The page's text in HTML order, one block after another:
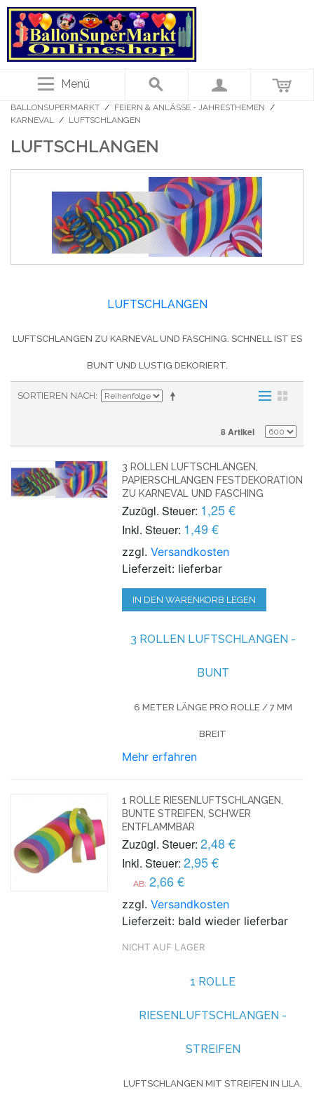
Menü
BALLONSUPERMARKT / FEIERN & ANLÄSSE - JAHRESTHEMEN /
KARNEVAL / LUFTSCHLANGEN
LUFTSCHLANGEN
LUFTSCHLANGEN
LUFTSCHLANGEN ZU KARNEVAL UND FASCHING. SCHNELL IST ES
BUNT UND LUSTIG DEKORIERT.
SORTIEREN NACH
8 Artikel
3 ROLLEN LUFTSCHLANGEN,
PAPIERSCHLANGEN FESTDEKORATION
ZU KARNEVAL UND FASCHING
Zuzügl. Steuer: 1,25 €
Inkl. Steuer: 1,49 €
zzgl.Versandkosten
Lieferzeit: lieferbar
IN DEN WARENKORB LEGEN
3 ROLLEN LUFTSCHLANGEN -
BUNT
6 METER LÄNGE PRO ROLLE / 7 MM
BREIT
Mehr erfahren
1 ROLLE RIESENLUFTSCHLANGEN,
BUNTE STREIFEN, SCHWER
ENTFLAMMBAR
Zuzügl. Steuer: 2,48 €
Inkl. Steuer: 2,95 €
AB: 2,66 €
zzgl.Versandkosten
Lieferzeit: bald wieder lieferbar
NICHT AUF LAGER
1 ROLLE
RIESENLUFTSCHLANGEN -
STREIFEN
LUFTSCHLANGEN MIT STREIFEN IN LILA,